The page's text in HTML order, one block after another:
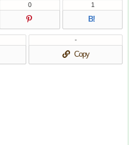
0
B!
1
Copy
-